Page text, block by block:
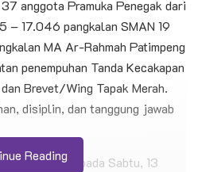
anggota Pramuka Penegak dari
– 17.046 pangkalan SMAN 19
MA Ar-Rahmah Patimpeng
penempuhan Tanda Kecakapan
Brevet/Wing Tapak Merah.
disiplin, dan tanggung jawab
sehari pada Sabtu, 13
Reading